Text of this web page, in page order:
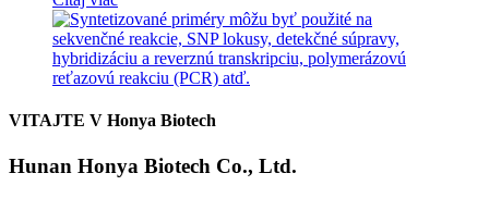
VITAJTE V Honya Biotech
Hunan Honya Biotech Co., Ltd.